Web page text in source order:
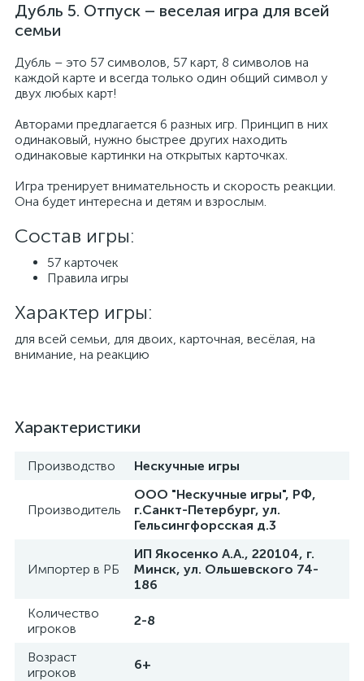
Дубль 5. Отпуск – веселая игра для всей
семьи
Дубль – это 57 символов, 57 карт, 8 символов на
каждой карте и всегда только один общий символ у
двух любых карт!
Авторами предлагается 6 разных игр. Принцип в них
одинаковый, нужно быстрее других находить
одинаковые картинки на открытых карточках.
Игра тренирует внимательность и скорость реакции.
Она будет интересна и детям и взрослым.
Состав игры:
57 карточек
Правила игры
Характер игры:
​для всей семьи, для двоих, карточная, весёлая, на
внимание, на реакцию
Характеристики
Производство Нескучные игры
Производитель
ООО "Нескучные игры", РФ,
г.Санкт-Петербург, ул.
Гельсингфорсская д.3
Импортер в РБ
ИП Якосенко А.А., 220104, г.
Минск, ул. Ольшевского 74-
186
Количество
игроков
2-8
Возраст
игроков
6+